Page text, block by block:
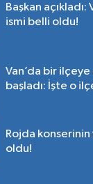
Başkan açıkladı:
ismi belli oldu!
Van’da bir
başladı: İşte o
Rojda
oldu!